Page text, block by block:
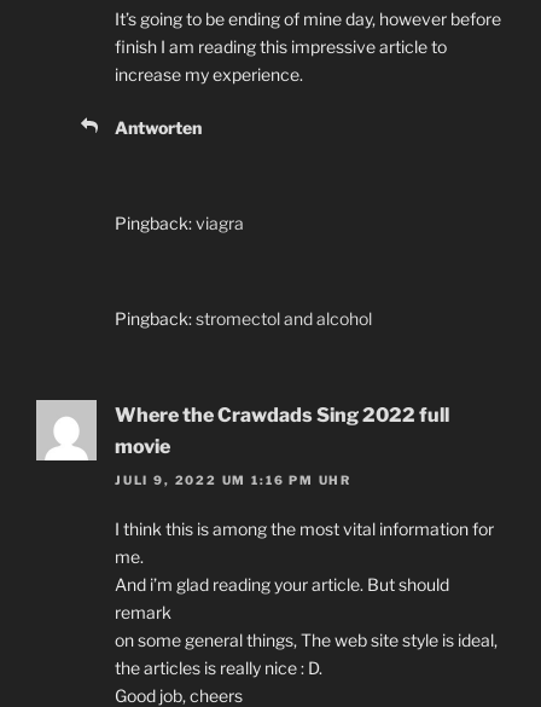
It’s going to be ending of mine day, however before
finish I am reading this impressive article to
increase my experience.
Antworten
Pingback:viagra
Pingback:stromectol and alcohol
Where the Crawdads Sing 2022 full
movie
JULI 9, 2022 UM 1:16 PM UHR
I think this is among the most vital information for
me.
And i’m glad reading your article. But should
remark
on some general things, The web site style is ideal,
the articles is really nice : D.
Good job, cheers